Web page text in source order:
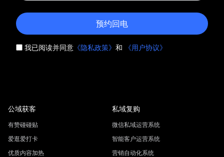
预约回电
我已阅读并同意 《隐私政策》 和 《用户协议》
公域获客
有赞碰碰贴
爱逛爱打卡
优质内容加热
私域复购
微信私域运营系统
智能客户运营系统
营销自动化系统